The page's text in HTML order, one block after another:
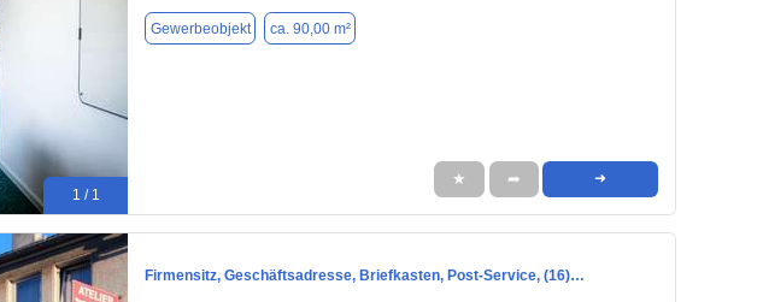
1 / 1
Gewerbeobjekt ca. 90,00 m²
★ ➦ ➜
Firmensitz, Geschäftsadresse, Briefkasten, Post-Service, (16)…